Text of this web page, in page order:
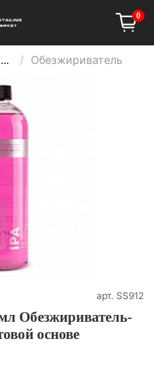
0
... Обезжириватель
арт. SS912
Обезжириватель-
основе